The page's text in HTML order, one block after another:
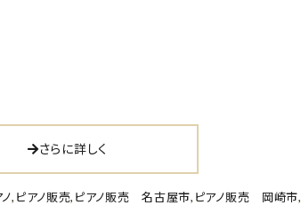
さらに詳しく
, ピアノ販売, ピアノ販売 名古屋市, ピアノ販売 岡崎市,